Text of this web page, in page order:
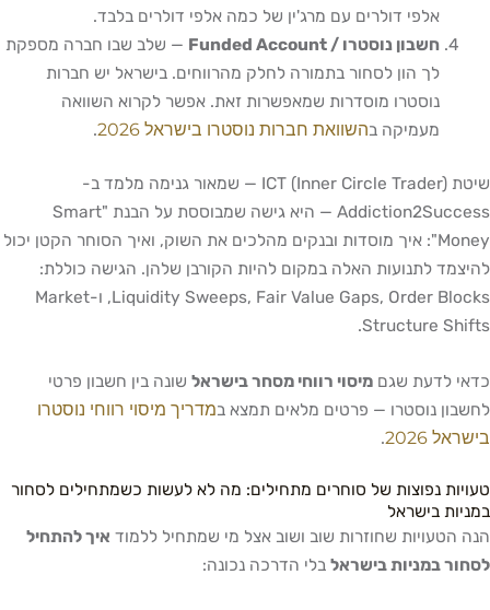
אלפי דולרים עם מרג'ין של כמה אלפי דולרים בלבד.
חשבון נוסטרו / Funded Account
— שלב שבו חברה מספקת
לך הון לסחור בתמורה לחלק מהרווחים. בישראל יש חברות
נוסטרו מוסדרות שמאפשרות זאת. אפשר לקרוא השוואה
מעמיקה בהשוואת חברות נוסטרו בישראל 2026 .
שיטת ICT (Inner Circle Trader) — שמאור גנימה מלמד ב-
Addiction2Success — היא גישה שמבוססת על הבנת "Smart
Money": איך מוסדות ובנקים מהלכים את השוק, ואיך הסוחר הקטן יכול
להיצמד לתנועות האלה במקום להיות הקורבן שלהן. הגישה כוללת:
Liquidity Sweeps, Fair Value Gaps, Order Blocks, ו-Market
Structure Shifts.
כדאי לדעת שגם מיסוי רווחי מסחר בישראל שונה בין חשבון פרטי
לחשבון נוסטרו — פרטים מלאים תמצא במדריך מיסוי רווחי נוסטרו
בישראל 2026
.
טעויות נפוצות של סוחרים מתחילים: מה לא לעשות כשמתחילים לסחור
במניות בישראל
הנה הטעויות שחוזרות שוב ושוב אצל מי שמתחיל ללמוד איך להתחיל
לסחור במניות בישראל בלי הדרכה נכונה: